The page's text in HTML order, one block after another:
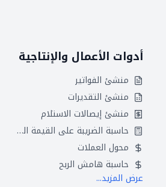
أدوات الأعمال والإنتاجية
منشئ الفواتير
منشئ التقديرات
منشئ إيصالات الاستلام
حاسبة الضريبة على القيمة المضافة
محول العملات
حاسبة هامش الربح
عرض المزيد...